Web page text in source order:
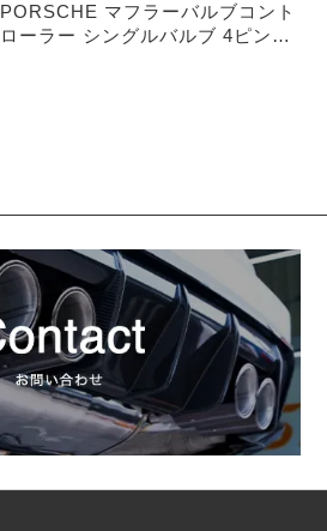
PORSCHE マフラーバルブコント
ローラー シングルバルブ 4ピンタ